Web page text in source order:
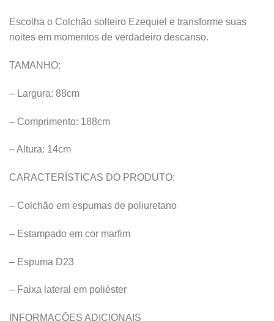
Escolha o Colchão solteiro Ezequiel e transforme suas
noites em momentos de verdadeiro descanso.
TAMANHO:
– Largura: 88cm
– Comprimento: 188cm
– Altura: 14cm
CARACTERÍSTICAS DO PRODUTO:
– Colchão em espumas de poliuretano
– Estampado em cor marfim
– Espuma D23
– Faixa lateral em poliéster
INFORMAÇÕES ADICIONAIS